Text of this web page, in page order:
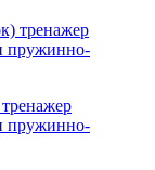
пружинно-